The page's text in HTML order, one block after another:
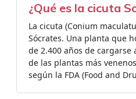
¿Qué es la cicuta
La cicuta (Conium
Sócrates. Una planta que
de 2.400 años de cargarse
de las plantas más
según la FDA (Food and